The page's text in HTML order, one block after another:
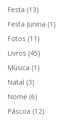
Festa (13)
Festa Junina (1)
Fotos (11)
Livros (45)
Música (1)
Natal (3)
Nome (6)
Páscoa (12)